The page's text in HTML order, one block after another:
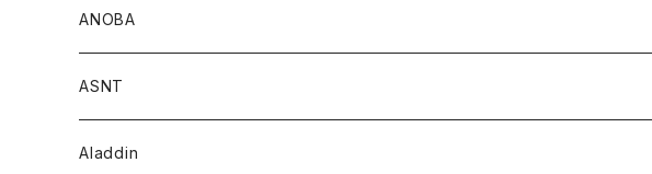
ANOBA
ASNT
Aladdin